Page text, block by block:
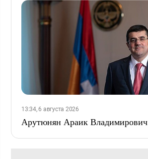
13:34, 6 августа 2026
Арутюнян Араик Владимирович